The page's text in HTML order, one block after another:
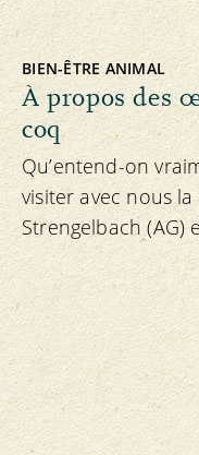
BIEN-ÊTRE ANIMAL
À propos des
coq
Qu’entend-on
visiter avec nous
Strengelbach (AG)